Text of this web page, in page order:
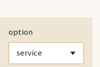
option